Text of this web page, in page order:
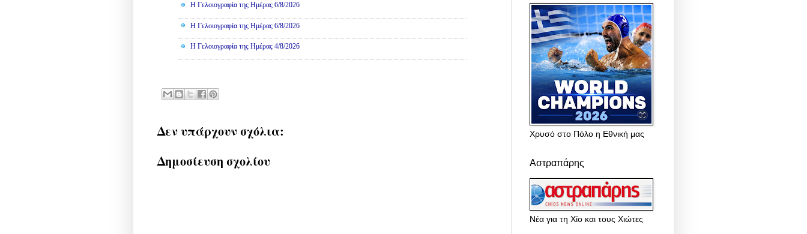
Η Γελοιογραφία της Ημέρας 6/8/2026
Η Γελοιογραφία της Ημέρας 6/8/2026
Η Γελοιογραφία της Ημέρας 4/8/2026
Δεν υπάρχουν σχόλια:
Δημοσίευση σχολίου
Χρυσό στο Πόλο η Εθνική μας
Αστραπάρης
Νέα για τη Χίο και τους Χιώτες